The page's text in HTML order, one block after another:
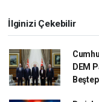
İlginizi Çekebilir
DEM